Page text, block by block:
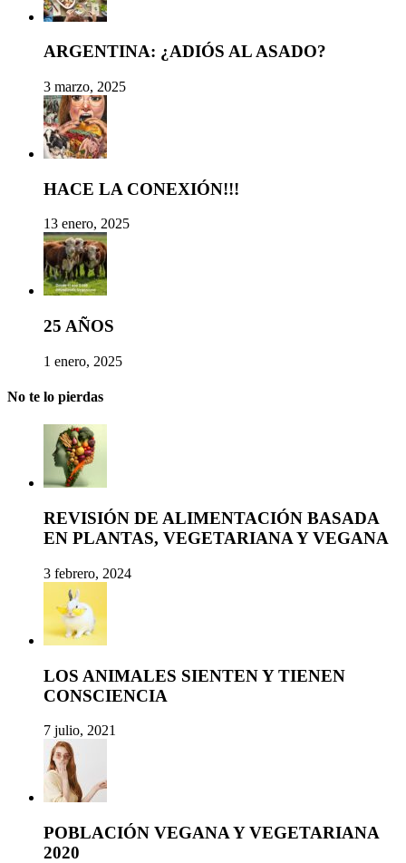
ARGENTINA: ¿ADIÓS AL ASADO?
3 marzo, 2025
HACE LA CONEXIÓN!!!
13 enero, 2025
25 AÑOS
1 enero, 2025
No te lo pierdas
REVISIÓN DE ALIMENTACIÓN BASADA
EN PLANTAS, VEGETARIANA Y VEGANA
3 febrero, 2024
LOS ANIMALES SIENTEN Y TIENEN
CONSCIENCIA
7 julio, 2021
POBLACIÓN VEGANA Y VEGETARIANA
2020